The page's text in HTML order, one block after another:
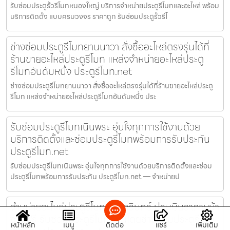
รับซ่อมประตูรั้วรีโมทหนองใหญ่ บริการจำหน่ายประตูรีโมทและอะไหล่ พร้อม
บริการติดตั้ง แบบครบวงจร ราคาถูก รับซ่อมประตูรั้วรีโ
ช่างซ่อมประตูรีโมทยานนาวา สั่งซื้ออะไหล่ตรงรุ่นได้ที่
ร้านขายอะไหล่ประตูรีโมท แหล่งจำหน่ายอะไหล่ประตู
รีโมทอันดับหนึ่ง ประตูรีโมท.net
ช่างซ่อมประตูรีโมทยานนาวา สั่งซื้ออะไหล่ตรงรุ่นได้ที่ร้านขายอะไหล่ประตู
รีโมท แหล่งจำหน่ายอะไหล่ประตูรีโมทอันดับหนึ่ง ประ
รับซ่อมประตูรีโมทเนินพระ อุ่นใจทุกการใช้งานด้วย
บริการติดตั้งและซ่อมประตูรีโมทพร้อมการรับประกัน
ประตูรีโมท.net
รับซ่อมประตูรีโมทเนินพระ อุ่นใจทุกการใช้งานด้วยบริการติดตั้งและซ่อม
ประตูรีโมทพร้อมการรับประกัน ประตูรีโมท.net — จำหน่ายป
จำหน่ายอะไหล่ประตูรีโมทศรีนครินทร์ ประเมินราคาหน้า
งานฟรี รับซ่อมประตูรีโมทด่วนโดยช่างซ่อมประตูรีโมท
หน้าหลัก เมนู ติดต่อ แชร์ เพิ่มเติม